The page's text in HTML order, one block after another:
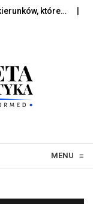
które…
MENU ≡